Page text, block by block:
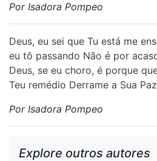
Por Isadora Pompeo
⁠Deus, eu sei que Tu está me
eu tô passando Não é por
Deus, se eu choro, é porque
Teu remédio Derrame a Sua
Por Isadora Pompeo
Explore outros autores